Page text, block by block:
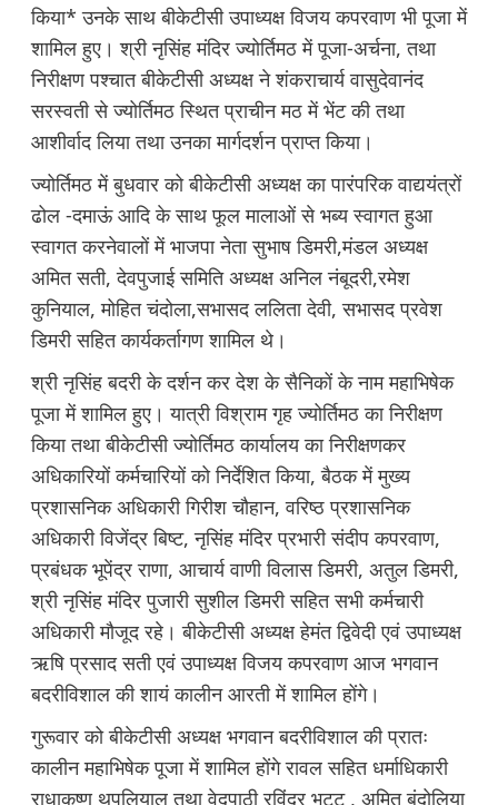
किया* उनके साथ बीकेटीसी उपाध्यक्ष विजय कपरवाण भी पूजा में
शामिल हुए। श्री नृसिंह मंदिर ज्योर्तिमठ में पूजा-अर्चना, तथा
निरीक्षण पश्चात बीकेटीसी अध्यक्ष ने शंकराचार्य वासुदेवानंद
सरस्वती से ज्योर्तिमठ स्थित प्राचीन मठ में भेंट की तथा
आशीर्वाद लिया तथा उनका मार्गदर्शन प्राप्त किया।
ज्योर्तिमठ में बुधवार को बीकेटीसी अध्यक्ष का पारंपरिक वाद्ययंत्रों
ढोल -दमाऊं आदि के साथ फूल मालाओं से भब्य स्वागत हुआ
स्वागत करनेवालों में भाजपा नेता सुभाष डिमरी,मंडल अध्यक्ष
अमित सती, देवपुजाई समिति अध्यक्ष अनिल नंबूदरी,रमेश
कुनियाल, मोहित चंदोला,सभासद ललिता देवी, सभासद प्रवेश
डिमरी सहित कार्यकर्तागण शामिल थे।
श्री नृसिंह बदरी के दर्शन कर देश के सैनिकों के नाम महाभिषेक
पूजा में शामिल हुए। यात्री विश्राम गृह ज्योर्तिमठ का निरीक्षण
किया तथा बीकेटीसी ज्योर्तिमठ कार्यालय का निरीक्षणकर
अधिकारियों कर्मचारियों को निर्देशित किया, बैठक में मुख्य
प्रशासनिक अधिकारी गिरीश चौहान, वरिष्ठ प्रशासनिक
अधिकारी विजेंद्र बिष्ट, नृसिंह मंदिर प्रभारी संदीप कपरवाण,
प्रबंधक भूपेंद्र राणा, आचार्य वाणी विलास डिमरी, अतुल डिमरी,
श्री नृसिंह मंदिर पुजारी सुशील डिमरी सहित सभी कर्मचारी
अधिकारी मौजूद रहे। बीकेटीसी अध्यक्ष हेमंत द्विवेदी एवं उपाध्यक्ष
ऋषि प्रसाद सती एवं उपाध्यक्ष विजय कपरवाण आज भगवान
बदरीविशाल की शायं कालीन आरती में शामिल होंगे।
गुरूवार को बीकेटीसी अध्यक्ष भगवान बदरीविशाल की प्रातः
कालीन महाभिषेक पूजा में शामिल होंगे रावल सहित धर्माधिकारी
राधाकृष्ण थपलियाल तथा वेदपाठी रविंद्र भट्ट , अमित बंदोलिया